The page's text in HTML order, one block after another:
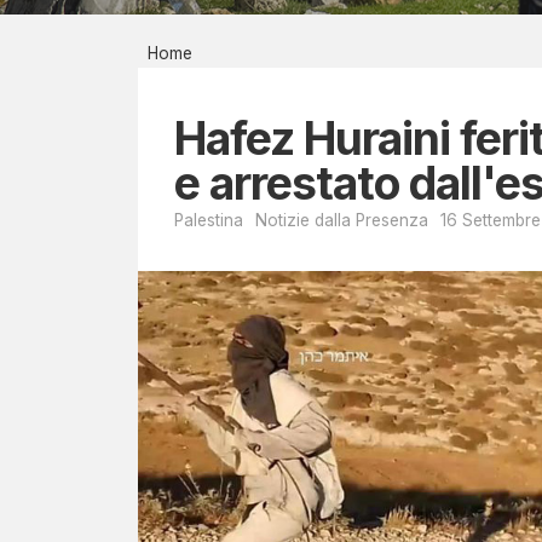
Contatti
Home
Hafez Huraini
e arrestato
Palestina Notizie dalla Presenza 16